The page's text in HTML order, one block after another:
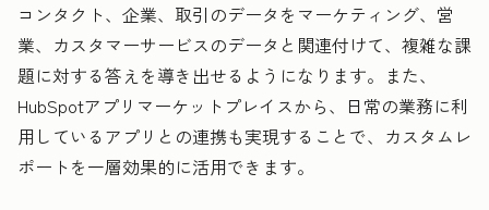
コンタクト、企業、取引のデータをマーケティング、営
業、カスタマーサービスのデータと関連付けて、複雑な課
題に対する答えを導き出せるようになります。また、
HubSpotアプリマーケットプレイスから、日常の業務に利
用しているアプリとの連携も実現することで、カスタムレ
ポートを一層効果的に活用できます。